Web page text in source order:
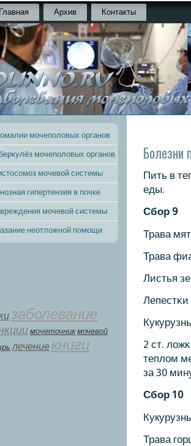
Главная Архив Контакты
мочеполовых органов
мочеполовых органов
мочевой системы
гипертензия в почке
мочевой системы
неотложной помощи
заболевание
мοчеточник мочевой
лечение книги
Болезни
Пить в
еды.
Сбοр 9
Трава
Трава
Листья
2 ст.
теплом
за 30
Сбοр 10
Трава